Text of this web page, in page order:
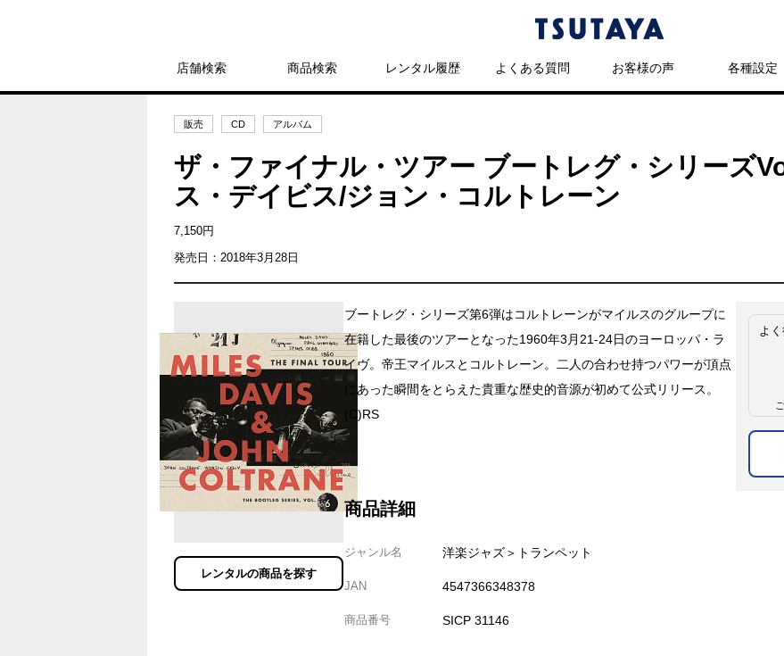
店舗検索 商品検索 レンタル履歴 よくある質問 お客様の声 各種設定
販売 CD アルバム
ザ・ファイナル・ツアー ブートレグ・シリー
ス・デイビス/ジョン・コルトレーン
7,150円
発売日：2018年3月28日
レンタルの商品を探す
ブートレグ・シリーズ第6弾はコルトレーンがマイルスのグループに
在籍した最後のツアーとなった1960年3月21-24日のヨーロッパ・ラ
イヴ。帝王マイルスとコルトレーン。二人の合わせ持つパワーが頂点
にあった瞬間をとらえた貴重な歴史的音源が初めて公式リリース。
(C)RS
商品詳細
ジャンル名 洋楽ジャズ＞トランペット
JAN 4547366348378
商品番号 SICP 31146
よ